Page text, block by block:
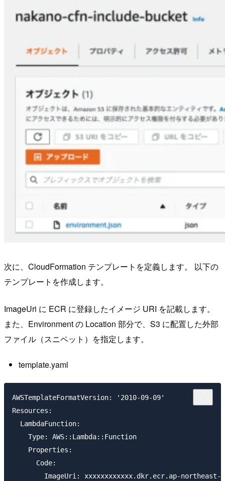
次に、CloudFormation テンプレートを定義します。 以下の
テンプレートを作成します。
ImageUri に ECR に登録したイメージ URI を記載します。
また、Environment の Location 部分で、S3 に配置した外部
ファイル（スニペット）を指定します。
template.yaml
AWSTemplateFormatVersion: '2010-09-09'
Resources:
  LambdaFunction:
    Type: AWS::Lambda::Function
    Properties:
      Code:
ImageUri: xxxxxxxxxxxx.dkr.ecr.ap-